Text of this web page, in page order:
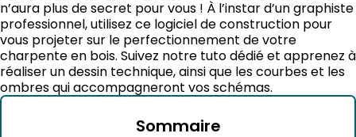
n’aura plus de secret pour vous ! À l’instar d’un graphiste
professionnel, utilisez ce logiciel de construction pour
vous projeter sur le perfectionnement de votre
charpente en bois. Suivez notre tuto dédié et apprenez à
réaliser un dessin technique, ainsi que les courbes et les
ombres qui accompagneront vos schémas.
Sommaire